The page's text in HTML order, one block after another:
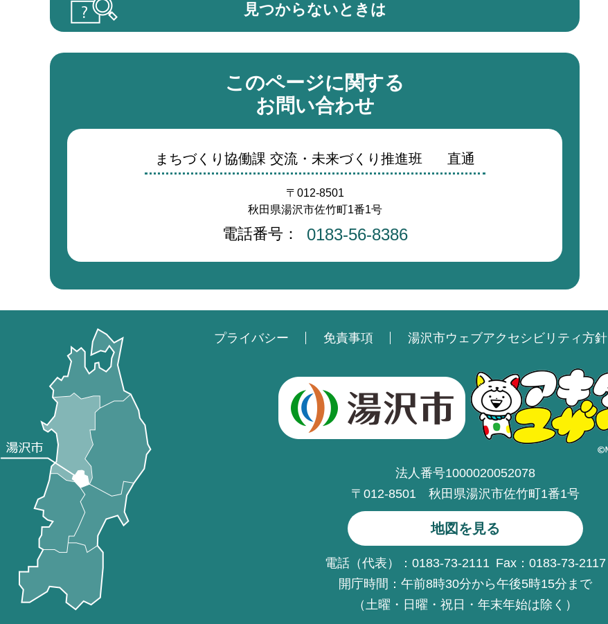
見つからないときは
このページに関する
お問い合わせ
まちづくり協働課 交流・未来づくり推進班 直通
〒012-8501
秋田県湯沢市佐竹町1番1号
電話番号： 0183-56-8386
プライバシー 免責事項 湯沢市ウェブアクセシビリティ方針
法人番号1000020052078
〒012-8501 秋田県湯沢市佐竹町1番1号
地図を見る
電話（代表）：0183-73-2111 Fax：0183-73-2117
開庁時間：午前8時30分から午後5時15分まで
（土曜・日曜・祝日・年末年始は除く）